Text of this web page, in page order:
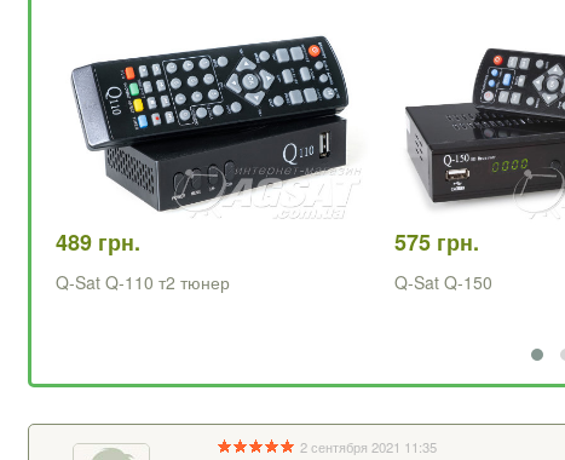
489 грн.
Q-Sat Q-110 т2 тюнер
575 грн.
Q-Sat Q-150
2 сентября 2021 11:35